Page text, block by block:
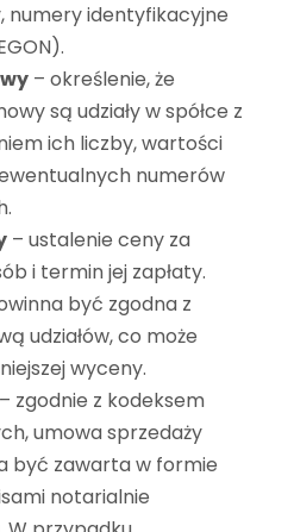
numery identyfikacyjne
– określenie, że
są udziały w spółce z
ich liczby, wartości
numerów
– ustalenie ceny za
i termin jej zapłaty.
być zgodna z
udziałów, co może
wyceny.
– zgodnie z kodeksem
umowa sprzedaży
być zawarta w formie
notarialnie